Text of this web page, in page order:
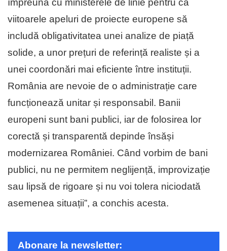
împreună cu ministerele de linie pentru ca
viitoarele apeluri de proiecte europene să
includă obligativitatea unei analize de piață
solide, a unor prețuri de referință realiste și a
unei coordonări mai eficiente între instituții.
România are nevoie de o administrație care
funcționează unitar și responsabil. Banii
europeni sunt bani publici, iar de folosirea lor
corectă și transparentă depinde însăși
modernizarea României. Când vorbim de bani
publici, nu ne permitem neglijență, improvizație
sau lipsă de rigoare și nu voi tolera niciodată
asemenea situații”, a conchis acesta.
Abonare la newsletter: